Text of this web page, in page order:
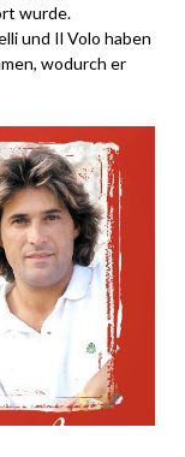
wurde.
und Il Volo haben
wodurch er